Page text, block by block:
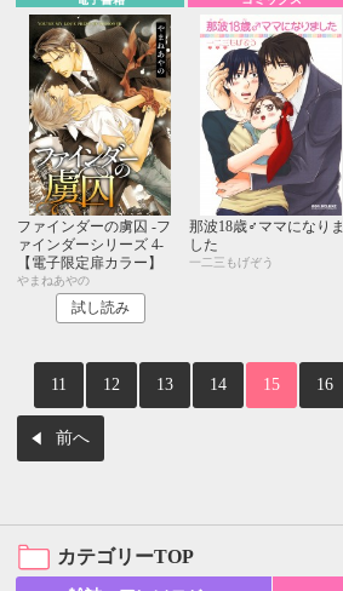
ファインダーの虜囚 -フ
ァインダーシリーズ 4-
【電子限定扉カラー】
やまねあやの
試し読み
那波18歳♂ママになりま
した
一二三もげぞう
前へ
11 12 13 14 15 16
カテゴリーTOP